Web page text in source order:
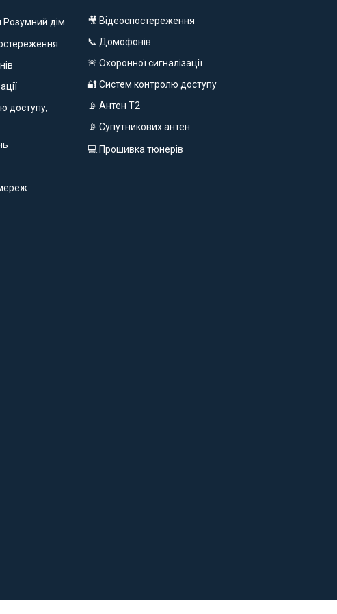
Розумний дім
доступу,
🎥 Відеоспостереження
📞 Домофонів
🚨 Охоронної сигналізації
🔐 Систем контролю доступу
📡 Антен Т2
📡 Супутникових антен
💻 Прошивка тюнерів